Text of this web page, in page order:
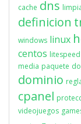
cache dns
definicion
windows linux
centos litespeed
media paquete
dominio
cpanel
videojuegos